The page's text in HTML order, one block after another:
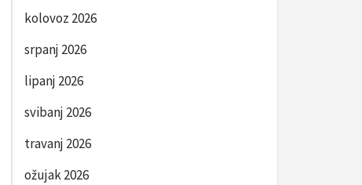
kolovoz 2026
srpanj 2026
lipanj 2026
svibanj 2026
travanj 2026
ožujak 2026